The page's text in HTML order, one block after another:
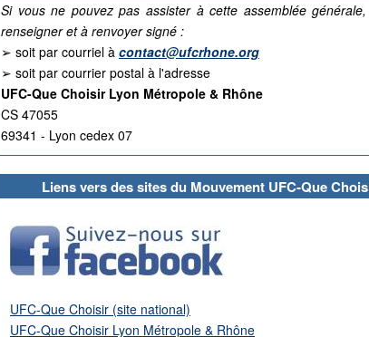
Si vous ne pouvez pas assister à cette assemblée
renseigner et à renvoyer signé :
➢ soit par courriel à contact@ufcrhone.org
➢ soit par courrier postal à l'adresse
UFC-Que Choisir Lyon Métropole & Rhône
CS 47055
69341 - Lyon cedex 07
Liens vers des sites du Mouvement UFC-Que
UFC-Que Choisir (site national)
UFC-Que Choisir Lyon Métropole & Rhône